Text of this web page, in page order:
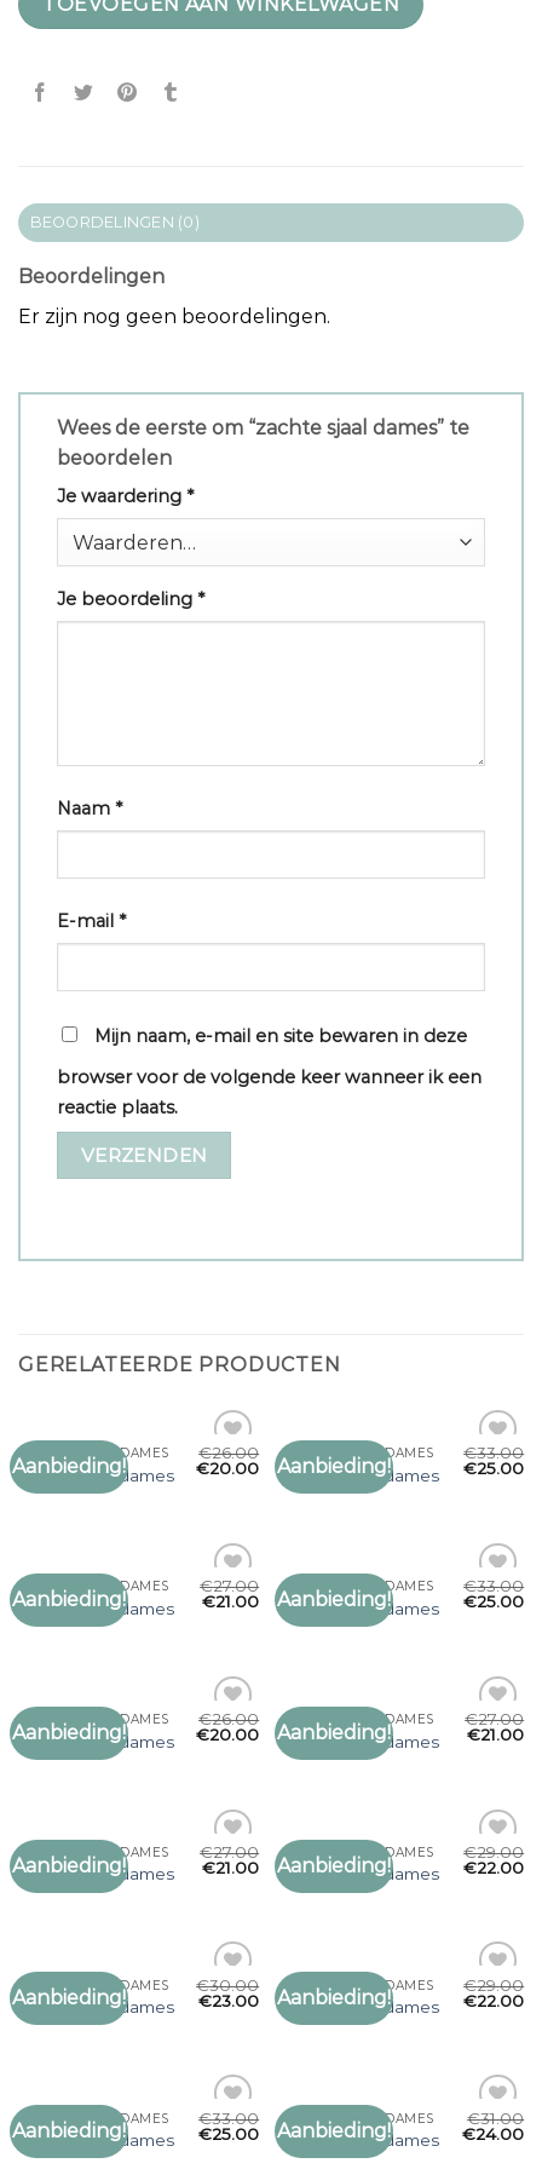
BEOORDELINGEN (0)
Beoordelingen
Er zijn nog geen beoordelingen.
Wees de eerste om “zachte sjaal dames” te
beoordelen
Je waardering *
Je beoordeling *
Naam *
E-mail *
Mijn naam, e-mail en site bewaren in deze
browser voor de volgende keer wanneer ik een
reactie plaats.
GERELATEERDE PRODUCTEN
Aanbieding!
Toevoegen
ZACHTE SJAAL DAMES
zachte sjaal dames
€26.00
€20.00 Aanbieding!
Toevoegen
ZACHTE SJAAL DAMES
zachte sjaal dames
€33.00
€25.00
Aanbieding!
Toevoegen
ZACHTE SJAAL DAMES
zachte sjaal dames
€27.00
€21.00 Aanbieding!
Toevoegen
ZACHTE SJAAL DAMES
zachte sjaal dames
€33.00
€25.00
Aanbieding!
Toevoegen
ZACHTE SJAAL DAMES
zachte sjaal dames
€26.00
€20.00 Aanbieding!
Toevoegen
ZACHTE SJAAL DAMES
zachte sjaal dames
€27.00
€21.00
Aanbieding!
Toevoegen
ZACHTE SJAAL DAMES
zachte sjaal dames
€27.00
€21.00 Aanbieding!
Toevoegen
ZACHTE SJAAL DAMES
zachte sjaal dames
€29.00
€22.00
Aanbieding!
Toevoegen
ZACHTE SJAAL DAMES
zachte sjaal dames
€30.00
€23.00 Aanbieding!
Toevoegen
ZACHTE SJAAL DAMES
zachte sjaal dames
€29.00
€22.00
Aanbieding!
Toevoegen
ZACHTE SJAAL DAMES
zachte sjaal dames
€33.00
€25.00 Aanbieding!
Toevoegen
ZACHTE SJAAL DAMES
zachte sjaal dames
€31.00
€24.00